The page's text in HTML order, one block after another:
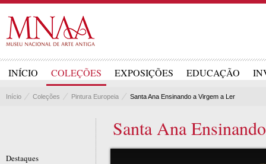
INÍCIO COLEÇÕES EXPOSIÇÕES EDUCAÇÃO
Início Coleções Pintura Europeia Santa Ana Ensinando a Virgem a Ler
Santa Ana
Destaques